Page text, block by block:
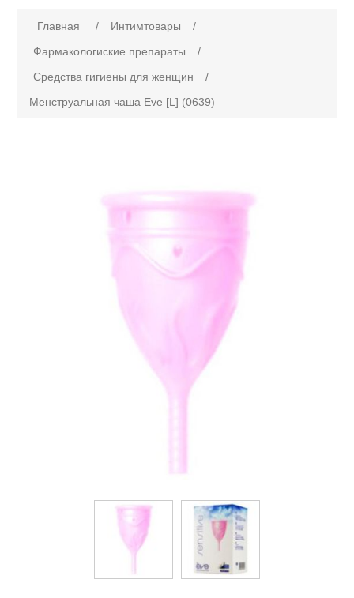
Главная / Интимтовары
/
Фармакологиские препараты
/
Средства гигиены для женщин
/
Менструальная чаша Eve [L] (0639)